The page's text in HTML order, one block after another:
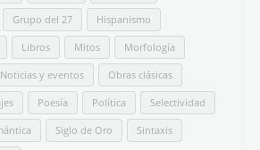
Grupo del 27 Hispanismo
Libros Mitos Morfología
Noticias y eventos Obras clásicas
Poesía Política Selectividad
Siglo de Oro Sintaxis